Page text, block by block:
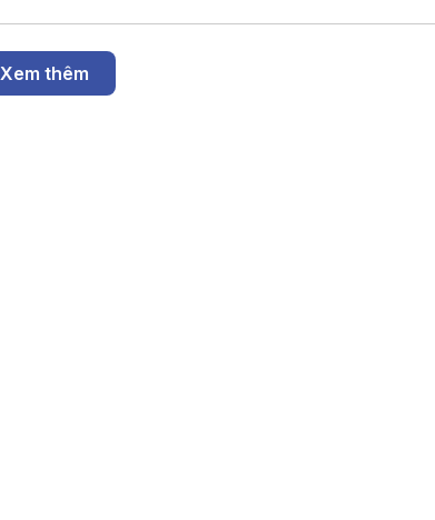
Xem thêm